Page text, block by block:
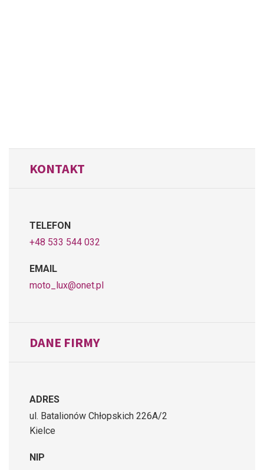
KONTAKT
TELEFON
+48 533 544 032
EMAIL
moto_lux@onet.pl
DANE FIRMY
ADRES
ul. Batalionów Chłopskich 226A/2
Kielce
NIP